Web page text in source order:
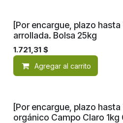
[Por encargue, plazo hasta
arrollada. Bolsa 25kg
1.721,31 $
Agregar al carrito
[Por encargue, plazo
orgánico Campo Claro 1kg